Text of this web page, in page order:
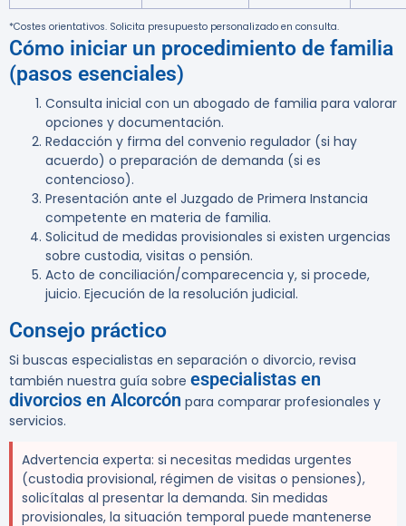
*Costes orientativos. Solicita presupuesto personalizado en consulta.
Cómo iniciar un procedimiento de familia
(pasos esenciales)
Consulta inicial con un abogado de familia para valorar
opciones y documentación.
Redacción y firma del convenio regulador (si hay
acuerdo) o preparación de demanda (si es
contencioso).
Presentación ante el Juzgado de Primera Instancia
competente en materia de familia.
Solicitud de medidas provisionales si existen urgencias
sobre custodia, visitas o pensión.
Acto de conciliación/comparecencia y, si procede,
juicio. Ejecución de la resolución judicial.
Consejo práctico
Si buscas especialistas en separación o divorcio, revisa
también nuestra guía sobre especialistas en
divorcios en Alcorcón para comparar profesionales y
servicios.
Advertencia experta: si necesitas medidas urgentes
(custodia provisional, régimen de visitas o pensiones),
solicítalas al presentar la demanda. Sin medidas
provisionales, la situación temporal puede mantenerse